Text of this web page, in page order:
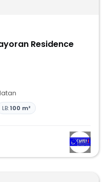
Residence
LB:100 m²